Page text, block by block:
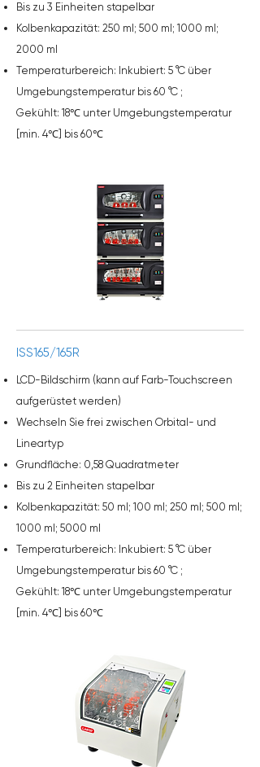
Bis zu 3 Einheiten stapelbar
Kolbenkapazität: 250 ml; 500 ml; 1000 ml;
2000 ml
Temperaturbereich: Inkubiert: 5 °C über
Umgebungstemperatur bis 60 °C ;
Gekühlt: 18℃ unter Umgebungstemperatur
[min. 4℃] bis 60℃
ISS165/165R
LCD-Bildschirm (kann auf Farb-Touchscreen
aufgerüstet werden)
Wechseln Sie frei zwischen Orbital- und
Lineartyp
Grundfläche: 0,58 Quadratmeter
Bis zu 2 Einheiten stapelbar
Kolbenkapazität: 50 ml; 100 ml; 250 ml; 500 ml;
1000 ml; 5000 ml
Temperaturbereich: Inkubiert: 5 °C über
Umgebungstemperatur bis 60 °C ;
Gekühlt: 18℃ unter Umgebungstemperatur
[min. 4℃] bis 60℃